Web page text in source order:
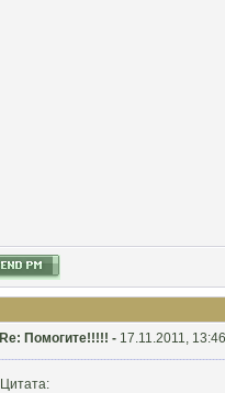
Re: Помогите!!!!! - 17.11.2011, 13:46
Цитата: